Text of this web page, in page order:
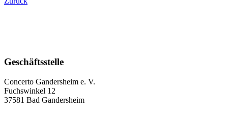
Geschäftsstelle
Concerto Gandersheim e. V.
Fuchswinkel 12
37581 Bad Gandersheim